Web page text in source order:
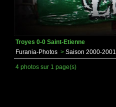
Troyes 0-0 Saint-Etienne
Furania-Photos > Saison 2000-2001
4 photos sur 1 page(s)